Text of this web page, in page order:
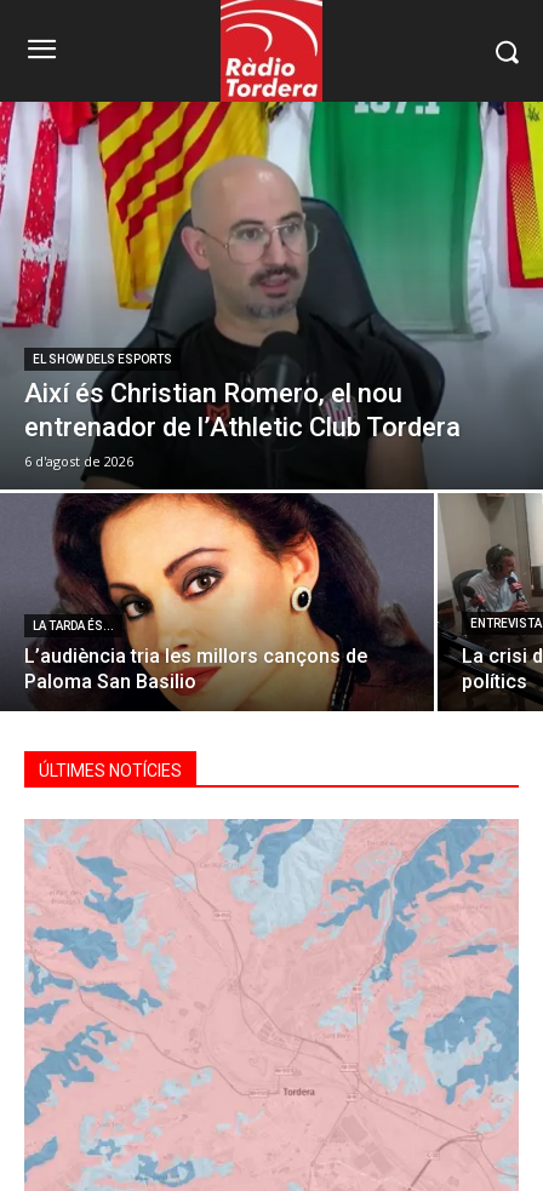
EL SHOW DELS ESPORTS
Així és Christian Romero, el nou
entrenador de l’Athletic Club Tordera
6 d'agost de 2026
LA TARDA ÉS...
L’audiència tria les millors cançons de
Paloma San Basilio
La crisi
polítics
ÚLTIMES NOTÍCIES